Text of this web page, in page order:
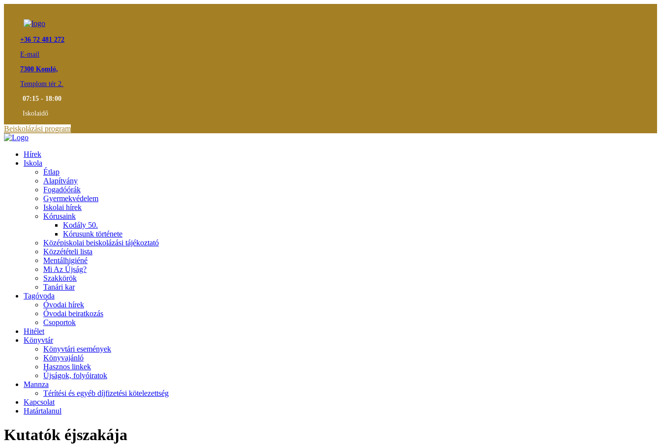
+36 72 481 272
E-mail
7300 Komló,
Templom tér 2.
07:15 - 18:00
Iskolaidő
Beiskolázási program
Hírek
Iskola
Étlap
Alapítvány
Fogadóórák
Gyermekvédelem
Iskolai hírek
Kórusaink
Kodály 50.
Kórusunk története
Középiskolai beiskolázási tájékoztató
Közzétételi lista
Mentálhigiéné
Mi Az Újság?
Szakkörök
Tanári kar
Tagóvoda
Óvodai hírek
Óvodai beiratkozás
Csoportok
Hitélet
Könyvtár
Könyvtári események
Könyvajánló
Hasznos linkek
Újságok, folyóiratok
Mannza
Térítési és egyéb díjfizetési kötelezettség
Kapcsolat
Határtalanul
Kutatók éjszakája